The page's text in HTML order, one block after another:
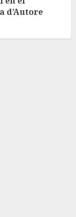
d’Autore